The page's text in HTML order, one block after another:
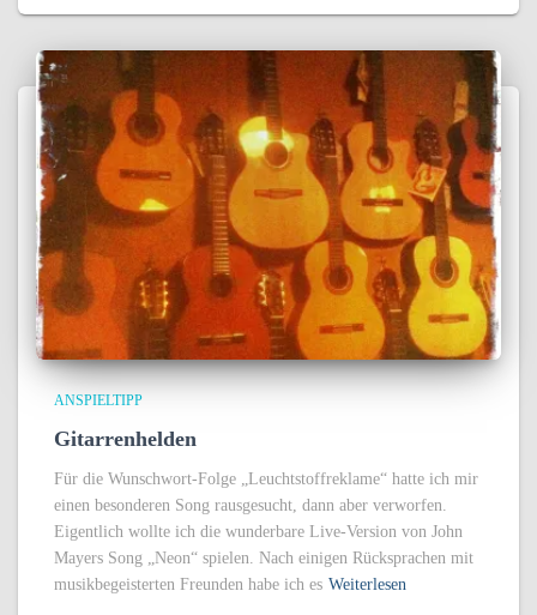
ANSPIELTIPP
Gitarrenhelden
Für die Wunschwort-Folge „Leuchtstoffreklame“ hatte ich mir
einen besonderen Song rausgesucht, dann aber verworfen.
Eigentlich wollte ich die wunderbare Live-Version von John
Mayers Song „Neon“ spielen. Nach einigen Rücksprachen mit
musikbegeisterten Freunden habe ich es Weiterlesen